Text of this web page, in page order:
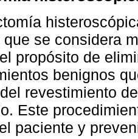
que se considera
propósito de
benignos
revestimiento
Este
paciente y